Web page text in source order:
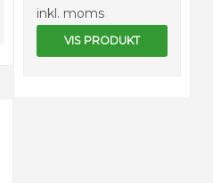
inkl. moms
VIS PRODUKT